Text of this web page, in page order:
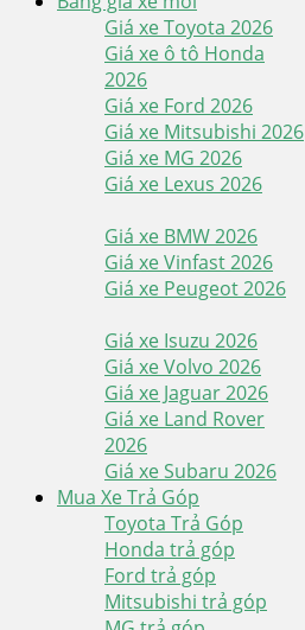
Giá xe Toyota 2026
Giá xe ô tô Honda
2026
Giá xe Ford 2026
Giá xe Mitsubishi 2026
Giá xe MG 2026
Giá xe Lexus 2026
Giá xe BMW 2026
Giá xe Vinfast 2026
Giá xe Peugeot 2026
Giá xe Isuzu 2026
Giá xe Volvo 2026
Giá xe Jaguar 2026
Giá xe Land Rover
2026
Giá xe Subaru 2026
Mua Xe Trả Góp
Toyota Trả Góp
Honda trả góp
Ford trả góp
Mitsubishi trả góp